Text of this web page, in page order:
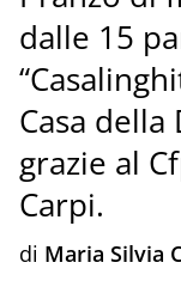
dalle 15
Casa della
grazie al
Carpi.
di Maria Silvia